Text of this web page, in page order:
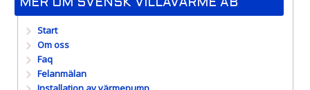
MER OM SVENSK VILLAVÄRME AB
Start
Om oss
Faq
Felanmälan